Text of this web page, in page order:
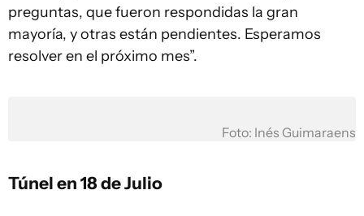
preguntas, que fueron respondidas la gran
mayoría, y otras están pendientes. Esperamos
resolver en el próximo mes”.
Foto: Inés Guimaraens
Túnel en 18 de Julio